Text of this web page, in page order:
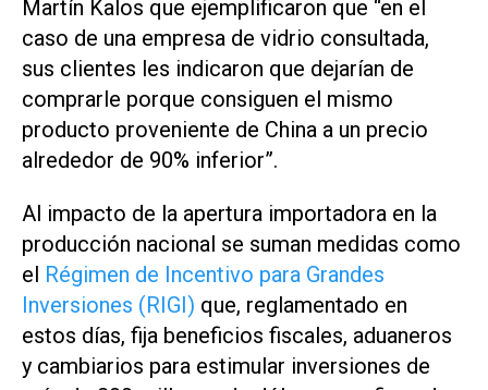
Martín Kalos que ejemplificaron que “en el
caso de una empresa de vidrio consultada,
sus clientes les indicaron que dejarían de
comprarle porque consiguen el mismo
producto proveniente de China a un precio
alrededor de 90% inferior”.
Al impacto de la apertura importadora en la
producción nacional se suman medidas como
el Régimen de Incentivo para Grandes
Inversiones (RIGI) que, reglamentado en
estos días, fija beneficios fiscales, aduaneros
y cambiarios para estimular inversiones de